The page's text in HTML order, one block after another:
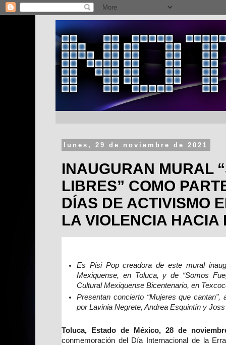
lunes, 29 de noviembre de 2021
INAUGURAN MURAL
LIBRES” COMO
DÍAS DE ACTIVISMO
LA VIOLENCIA HACIA
Es Pisi Pop creadora de este mural
Mexiquense, en Toluca, y de “Somos
Cultural Mexiquense Bicentenario, en
Presentan concierto “Mujeres que
por Lavinia Negrete, Andrea Esquintín y Joss
Toluca, Estado de México, 28 de
conmemoración del Día Internacional de la